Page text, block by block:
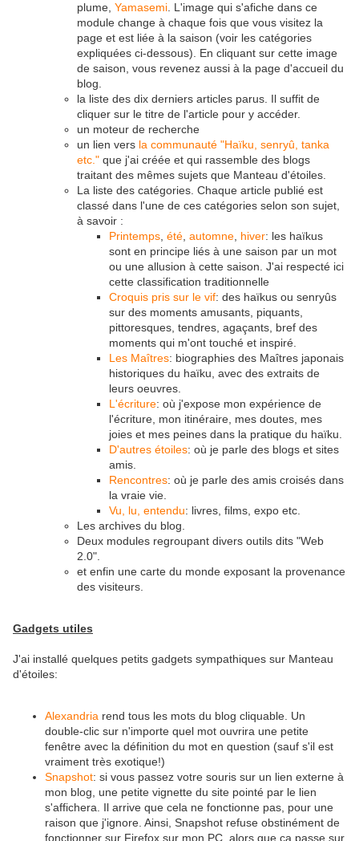
plume, Yamasemi . L'image qui s'afiche dans ce
module change à chaque fois que vous visitez la
page et est liée à la saison (voir les catégories
expliquées ci-dessous). En cliquant sur cette image
de saison, vous revenez aussi à la page d'accueil du
blog.
la liste des dix derniers articles parus. Il suffit de
cliquer sur le titre de l'article pour y accéder.
un moteur de recherche
un lien vers la communauté "Haïku, senryû, tanka
etc." que j'ai créée et qui rassemble des blogs
traitant des mêmes sujets que Manteau d'étoiles.
La liste des catégories. Chaque article publié est
classé dans l'une de ces catégories selon son sujet,
à savoir :
Printemps été automne hiver: les haïkus
sont en principe liés à une saison par un mot
ou une allusion à cette saison. J'ai respecté ici
cette classification traditionnelle
Croquis pris sur le vif: des haïkus ou senryûs
sur des moments amusants, piquants,
pittoresques, tendres, agaçants, bref des
moments qui m'ont touché et inspiré.
Les Maîtres: biographies des Maîtres japonais
historiques du haïku, avec des extraits de
leurs oeuvres.
L'écriture: où j'expose mon expérience de
l'écriture, mon itinéraire, mes doutes, mes
joies et mes peines dans la pratique du haïku.
D'autres étoiles: où je parle des blogs et sites
amis.
Rencontres: où je parle des amis croisés dans
la vraie vie.
Vu, lu, entendu: livres, films, expo etc.
Les archives du blog.
Deux modules regroupant divers outils dits "Web
2.0".
et enfin une carte du monde exposant la provenance
des visiteurs.
Gadgets utiles
J'ai installé quelques petits gadgets sympathiques sur Manteau
d'étoiles:
Alexandria rend tous les mots du blog cliquable. Un
double-clic sur n'importe quel mot ouvrira une petite
fenêtre avec la définition du mot en question (sauf s'il est
vraiment très exotique!)
Snapshot: si vous passez votre souris sur un lien externe à
mon blog, une petite vignette du site pointé par le lien
s'affichera. Il arrive que cela ne fonctionne pas, pour une
raison que j'ignore. Ainsi, Snapshot refuse obstinément de
fonctionner sur Firefox sur mon PC, alors que ça passe sur